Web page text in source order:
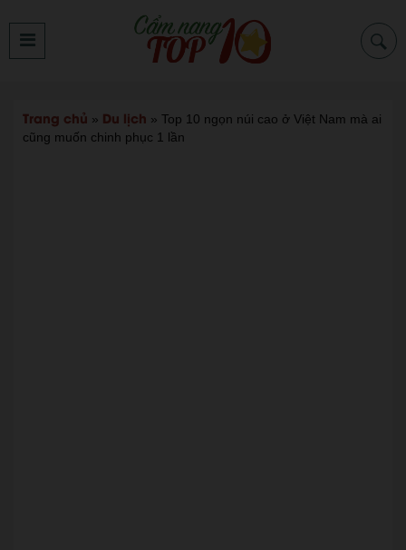
Trang chủ » Du lịch » Top 10 ngọn núi cao ở Việt Nam mà ai
cũng muốn chinh phục 1 lần